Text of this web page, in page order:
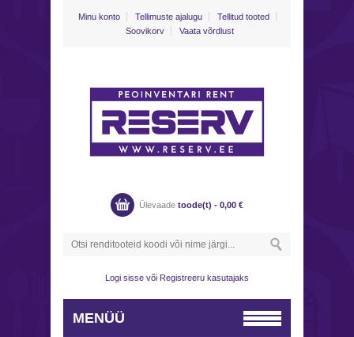
Minu konto Tellimuste ajalugu
Tellitud tooted
Soovikorv
Vaata võrdlust
Ülevaade toode(t) - 0,00 €
Logi sisse või Registreeru kasutajaks
MENÜÜ